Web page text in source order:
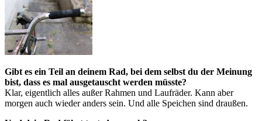
Gibt es ein Teil an deinem Rad, bei dem selbst du der Meinung
bist, dass es mal ausgetauscht werden müsste?
Klar, eigentlich alles außer Rahmen und Laufräder. Kann aber
morgen auch wieder anders sein. Und alle Speichen sind draußen.